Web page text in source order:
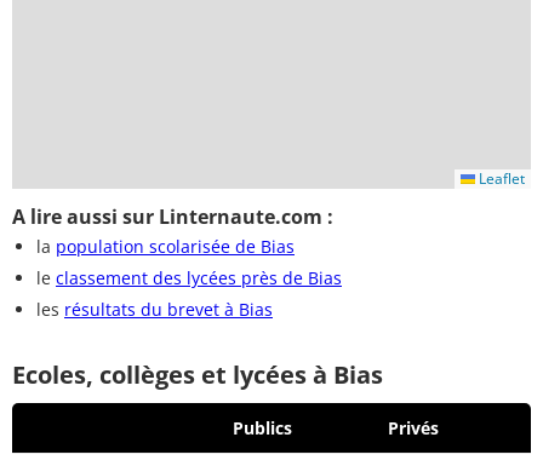
Leaflet
A lire aussi sur Linternaute.com :
la population scolarisée de Bias
le classement des lycées près de Bias
les résultats du brevet à Bias
Ecoles, collèges et lycées à Bias
Publics Privés